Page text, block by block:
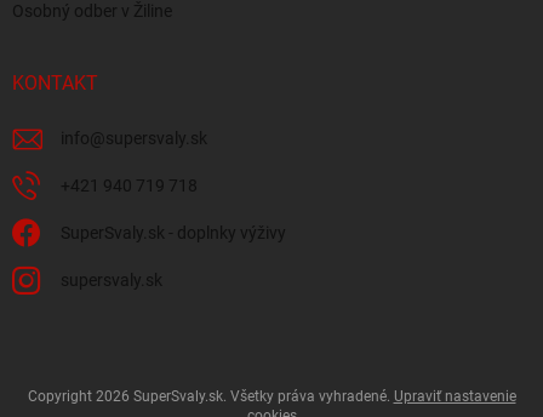
Osobný odber v Žiline
KONTAKT
info@ supersvaly.sk
+421 940 719 718
SuperSvaly.sk - doplnky výživy
supersvaly.sk
Copyright 2026 SuperSvaly.sk. Všetky práva vyhradené. Upraviť nastavenie